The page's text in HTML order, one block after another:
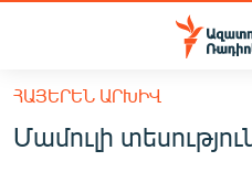
Մատչելիության
հիմնական
բովանդակությանը
ՀԱՅԱՍՏԱՆ
ՀԱՅԵՐԵՆ ԱՐԽԻՎ
Մամուլի